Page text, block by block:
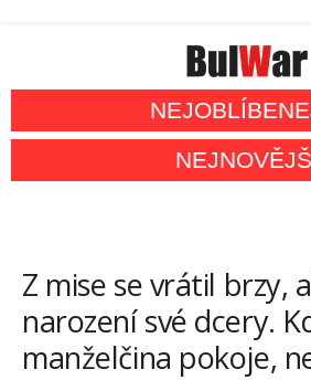
Z mise se vrátil brzy,
narození své dcery.
manželčina pokoje,